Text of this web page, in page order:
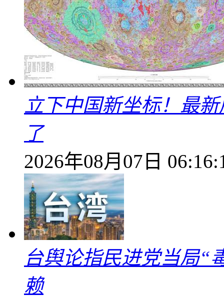
立下中国新坐标！最
了
2026年08月07日
台舆论指民进党当局“
赖